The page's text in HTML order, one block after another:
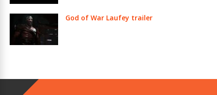
God of War Laufey trailer